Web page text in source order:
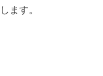
ます。